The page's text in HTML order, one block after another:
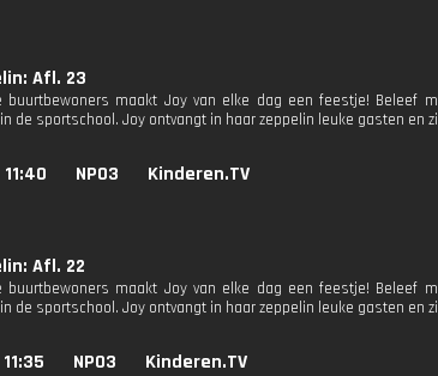
Afl. 23
buurtbewoners maakt Joy van elke dag een feestje! Beleef
de sportschool. Joy ontvangt in haar zeppelin leuke gasten en
NPO3 Kinderen.TV
Afl. 22
buurtbewoners maakt Joy van elke dag een feestje! Beleef
de sportschool. Joy ontvangt in haar zeppelin leuke gasten en
NPO3 Kinderen.TV